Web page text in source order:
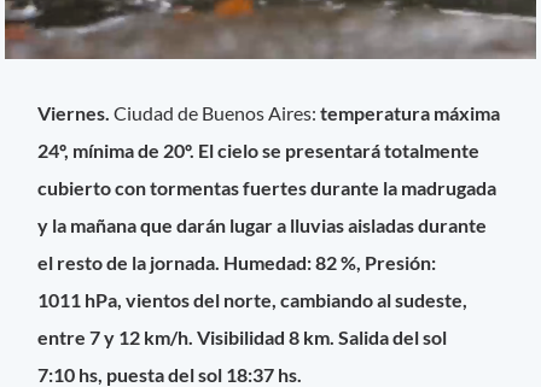
Viernes.Ciudad de Buenos Aires:temperatura máxima
24º, mínima de 20º. El cielo se presentará totalmente
cubierto con tormentas fuertes durante la madrugada
y la mañana que darán lugar a lluvias aisladas durante
el resto de la jornada. Humedad: 82 %, Presión:
1011 hPa, vientos del norte, cambiando al sudeste,
entre 7 y 12 km/h. Visibilidad 8 km. Salida del sol
7:10 hs, puesta del sol 18:37 hs.